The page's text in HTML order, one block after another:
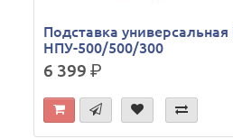
Подставка универсальная
НПУ-500/500/300
6 399р.